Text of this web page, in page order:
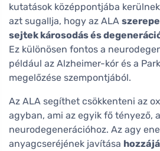
kutatások középpontjába
azt sugallja, hogy az ALA
sejtek károsodás és
Ez különösen fontos a
például az Alzheimer-kór és a
megelőzése szempontjából.
Az ALA segíthet csökkenteni az
agyban, ami az egyik fő tényező,
neurodegenerációhoz. Az agy
anyagcseréjének javítása